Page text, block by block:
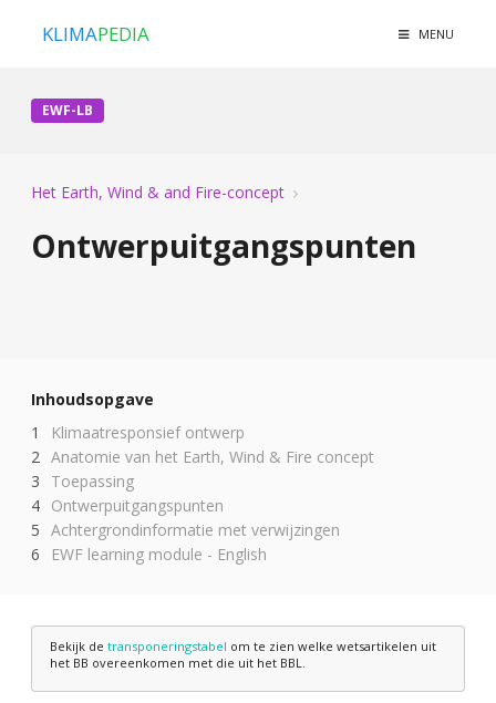
KLIMAPEDIA MENU
EWF-LB
Het Earth, Wind & and Fire-concept
Ontwerpuitgangspunten
Inhoudsopgave
Klimaatresponsief ontwerp
Anatomie van het Earth, Wind & Fire concept
Toepassing
Ontwerpuitgangspunten
Achtergrondinformatie met verwijzingen
EWF learning module - English
Bekijk de transponeringstabel om te zien welke wetsartikelen uit
het BB overeenkomen met die uit het BBL.